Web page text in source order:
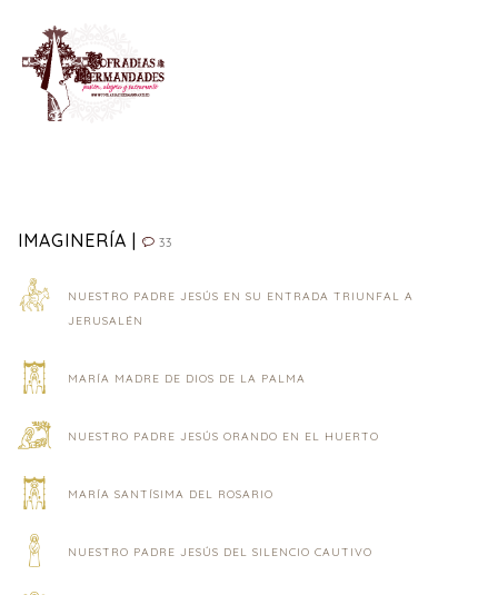
IMAGINERÍA | 33
NUESTRO PADRE JESÚS EN SU ENTRADA TRIUNFAL A
JERUSALÉN
MARÍA MADRE DE DIOS DE LA PALMA
NUESTRO PADRE JESÚS ORANDO EN EL HUERTO
MARÍA SANTÍSIMA DEL ROSARIO
NUESTRO PADRE JESÚS DEL SILENCIO CAUTIVO